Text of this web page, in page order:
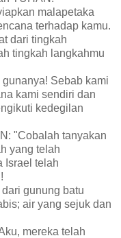
malapetaka
terhadap kamu.
dari tingkah
tingkah langkahmu
Sebab kami
kami sendiri dan
kedegilan
"Cobalah tanyakan
yang telah
Israel telah
gunung batu
air yang sejuk dan
mereka telah